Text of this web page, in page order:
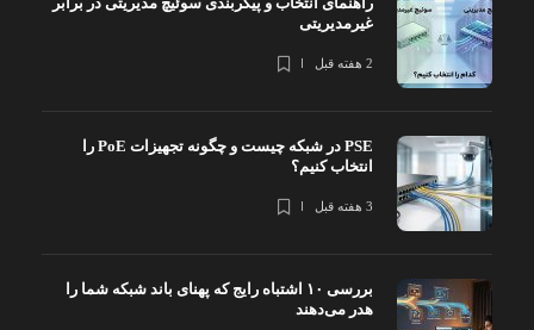
غیرمدیریتی
2 هفته قبل
PSE در شبکه چیست و چگونه تجهیزات PoE را
انتخاب کنیم؟
3 هفته قبل
بررسی ۱۰ اشتباه رایج که پهنای باند شبکه شما را
هدر می‌دهند